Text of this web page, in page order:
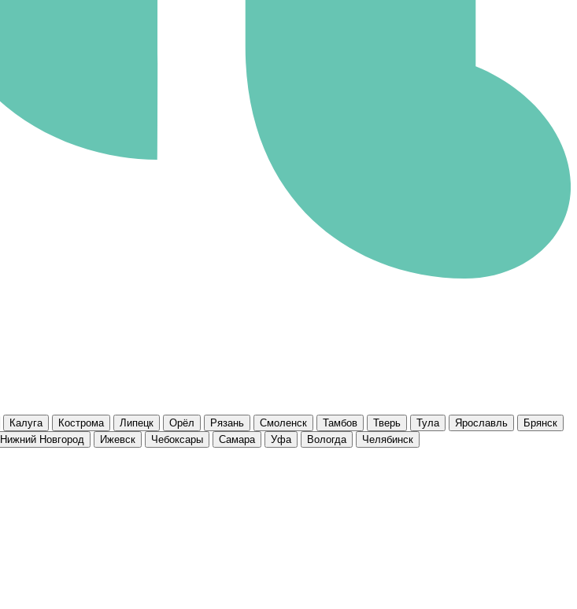
Калуга Кострома Липецк Орёл Рязань Смоленск Тамбов Тверь Тула Ярославль
Брянск
Нижний Новгород Ижевск Чебоксары Самара Уфа Вологда Челябинск